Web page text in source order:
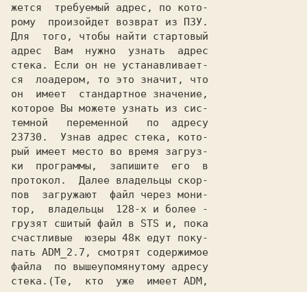
жется  требуемый адрес, по кото-
рому  произойдет возврат из ПЗУ.
Для  того, чтобы найти стартовый
адрес  Вам  нужно  узнать  адрес
стека. Если он не устанавливает-
ся  лоадером, то это значит, что
он  имеет  стандартное значение,
которое Вы можете узнать из сис-
темной   переменной   по  адресу
23730.  Узнав адрес стека, кото-
рый имеет место во время загруз-
ки  программы,  запишите  его  в
протокол.  Далее владельцы скор-
пов  загружают  файл через мони-
тор,  владельцы  128-х и более -
грузят сшитый файл в STS и, пока
счастливые  юзеры 48к едут поку-
пать ADM_2.7, смотрят содержимое
файла  по вышеупомянутому адресу
стека.(Те,  кто  уже  имеет ADM,